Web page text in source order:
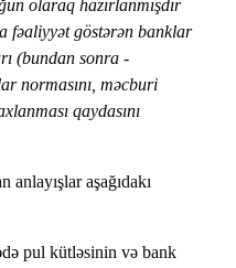
olaraq hazırlanmışdır
fəaliyyət göstərən banklar
(bundan sonra -
normasını, məcburi
qaydasını
aşağıdakı
pul kütləsinin və bank